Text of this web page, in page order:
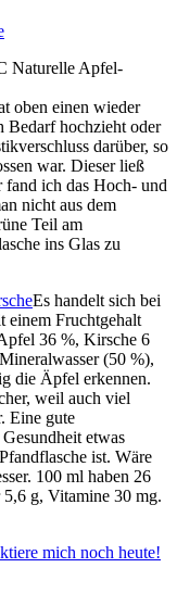
Naturelle Apfel-
oben einen wieder
Bedarf hochzieht oder
darüber, so
war. Dieser ließ
fand ich das Hoch- und
nicht aus dem
Teil am
ins Glas zu
Es handelt sich bei
einem Fruchtgehalt
36 %, Kirsche 6
(50 %),
die Äpfel erkennen.
weil auch viel
Eine gute
etwas
ist. Wäre
100 ml haben 26
g, Vitamine 30 mg.
mich noch heute!